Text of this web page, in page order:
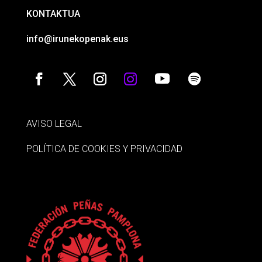
KONTAKTUA
info@irunekopenak.eus
AVISO LEGAL
POLÍTICA DE COOKIES Y PRIVACIDAD